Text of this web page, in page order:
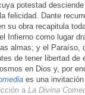
potestad
felicidad. Dante
su obra recapitula
Infierno como lugar
almas; y el Paraíso,
de tener libertad
en Dios y, por
es una
a La Divina